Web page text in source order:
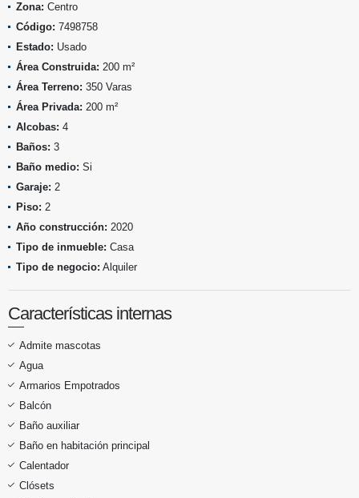
Zona: Centro
Código: 7498758
Estado: Usado
Área Construida: 200 m²
Área Terreno: 350 Varas
Área Privada: 200 m²
Alcobas: 4
Baños: 3
Baño medio: Si
Garaje: 2
Piso: 2
Año construcción: 2020
Tipo de inmueble: Casa
Tipo de negocio: Alquiler
Características internas
Admite mascotas
Agua
Armarios Empotrados
Balcón
Baño auxiliar
Baño en habitación principal
Calentador
Clósets